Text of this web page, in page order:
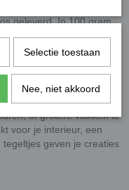
geleverd. In 100 gram
met hun intense
uitstraling toe aan
of grotere vlakken te
voor je interieur, een
geven je creaties
Selectie toestaan
Nee, niet akkoord